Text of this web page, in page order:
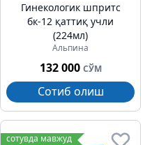
Гинекологик шпритс
бк-12 қаттиқ учли
(224мл)
Альпина
132 000 СЎМ
Сотиб олиш
сотувда мавжуд